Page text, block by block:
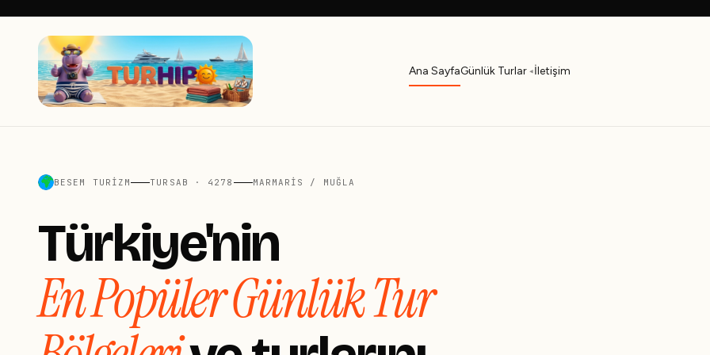
Ana SayfaGünlük Turlar İletişim
BESEM TURIZM TURSAB · 4278 MARMARIS / MUĞLA
Türkiye'nin
En Popüler Günlük Tur